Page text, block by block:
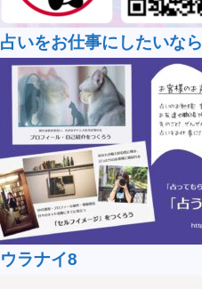
占いをお仕事にしたいなら
ウラナイ8